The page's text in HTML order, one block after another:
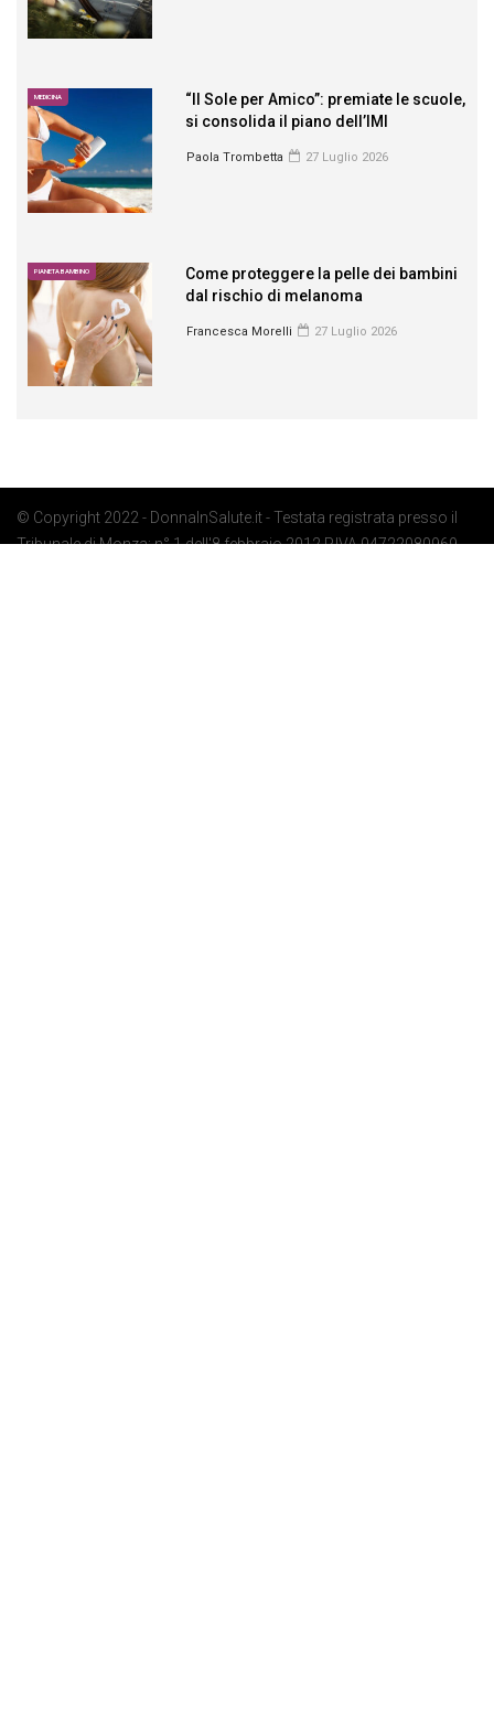
MEDICINA
“Il Sole per Amico”: premiate le scuole,
si consolida il piano dell’IMI
Paola Trombetta 27 Luglio 2026
PIANETA BAMBINO
Come proteggere la pelle dei bambini
dal rischio di melanoma
Francesca Morelli 27 Luglio 2026
© Copyright 2022 - DonnaInSalute.it - Testata registrata presso il
Tribunale di Monza: n° 1 dell'8 febbraio 2012 P.IVA 04722080969 -